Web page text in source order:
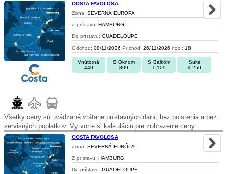
COSTA FAVOLOSA
Zona: SEVERNÁ EURÓPA
Z prístavu: HAMBURG
Do prístavu: GUADELOUPE
Odchod: 08/11/2026 Príchod: 26/11/2026 nocí: 18
Vnútorná
449
S Oknom
809
S Balkóm
1.109
Suite
1.259
Všetky ceny sú uvádzané vrátane prístavných daní, bez poistenia a bez
servisných poplatkov. Vytvorte si kalkuláciu pre zobrazenie ceny.
COSTA FAVOLOSA
Zona: SEVERNÁ EURÓPA
Z prístavu: HAMBURG
Do prístavu: GUADELOUPE